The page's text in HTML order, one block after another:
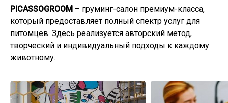
PICASSOGROOM – груминг-салон премиум-класса,
который предоставляет полный спектр услуг для
питомцев. Здесь реализуется авторский метод,
творческий и индивидуальный подходы к каждому
животному.